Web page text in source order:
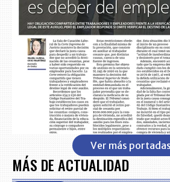
Ver más portadas
MÁS DE ACTUALIDAD